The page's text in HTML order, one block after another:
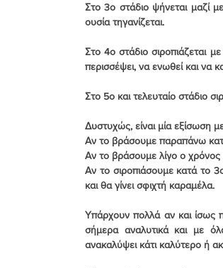
Στο 3ο στάδιο ψήνεται μαζί
ουσία τηγανίζεται.
Στο 4ο στάδιο σιροπιάζεται
περισσέψει, να ενωθεί και
Στο 5ο και τελευταίο στάδιο
Δυστυχώς, είναι μία εξίσωση
Αν το βράσουμε παραπάνω
Αν το βράσουμε λίγο ο χρόνος
Αν το σιροπιάσουμε κατά το
και θα γίνει σφιχτή καραμέλα.
Υπάρχουν πολλά αν και ίσως
σήμερα αναλυτικά και με
ανακαλύψει κάτι καλύτερο ή